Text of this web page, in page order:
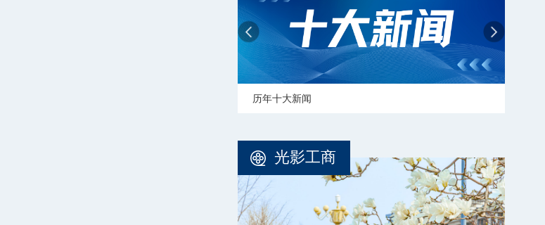
历年十大新闻
光影工商